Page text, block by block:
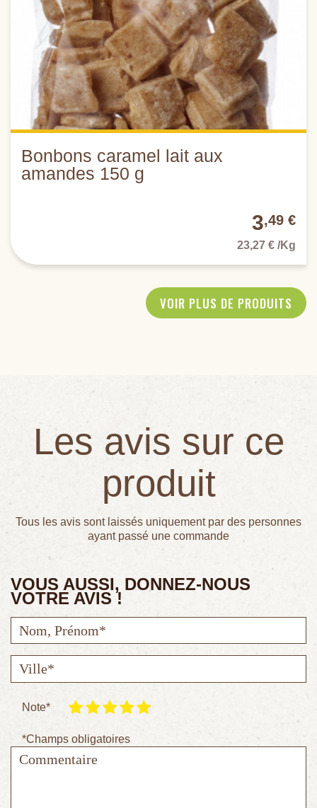
Bonbons caramel lait aux
amandes 150 g
3,49 €
23,27 € /Kg
VOIR PLUS DE PRODUITS
Les avis sur ce
produit
Tous les avis sont laissés uniquement par des personnes
ayant passé une commande
VOUS AUSSI, DONNEZ-NOUS
VOTRE AVIS !
Note*
*Champs obligatoires